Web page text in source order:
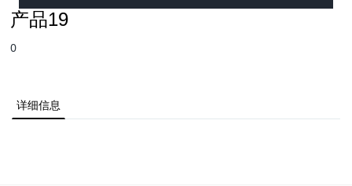
产品19
0
详细信息